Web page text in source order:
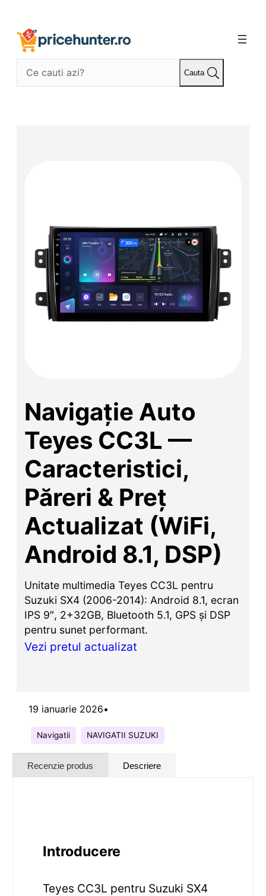
conținut
Cauta
Navigație Auto
Teyes CC3L —
Caracteristici,
Păreri & Preț
Actualizat (WiFi,
Android 8.1, DSP)
Unitate multimedia Teyes CC3L pentru
Suzuki SX4 (2006-2014): Android 8.1, ecran
IPS 9″, 2+32GB, Bluetooth 5.1, GPS și DSP
pentru sunet performant.
Vezi pretul actualizat
19 ianuarie 2026•
Navigatii NAVIGATII SUZUKI
Recenzie produs Descriere
Introducere
Teyes CC3L pentru Suzuki SX4